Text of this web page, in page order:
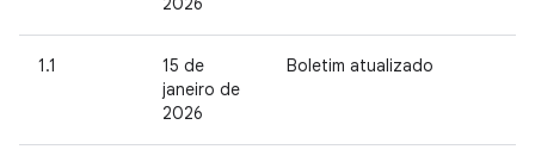
1.1
15 de
janeiro de
2026
Boletim atualizado